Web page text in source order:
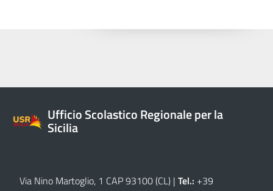
Ufficio Scolastico Regionale per la
Sicilia
Via Nino Martoglio, 1 CAP 93100 (CL) | Tel.: +39